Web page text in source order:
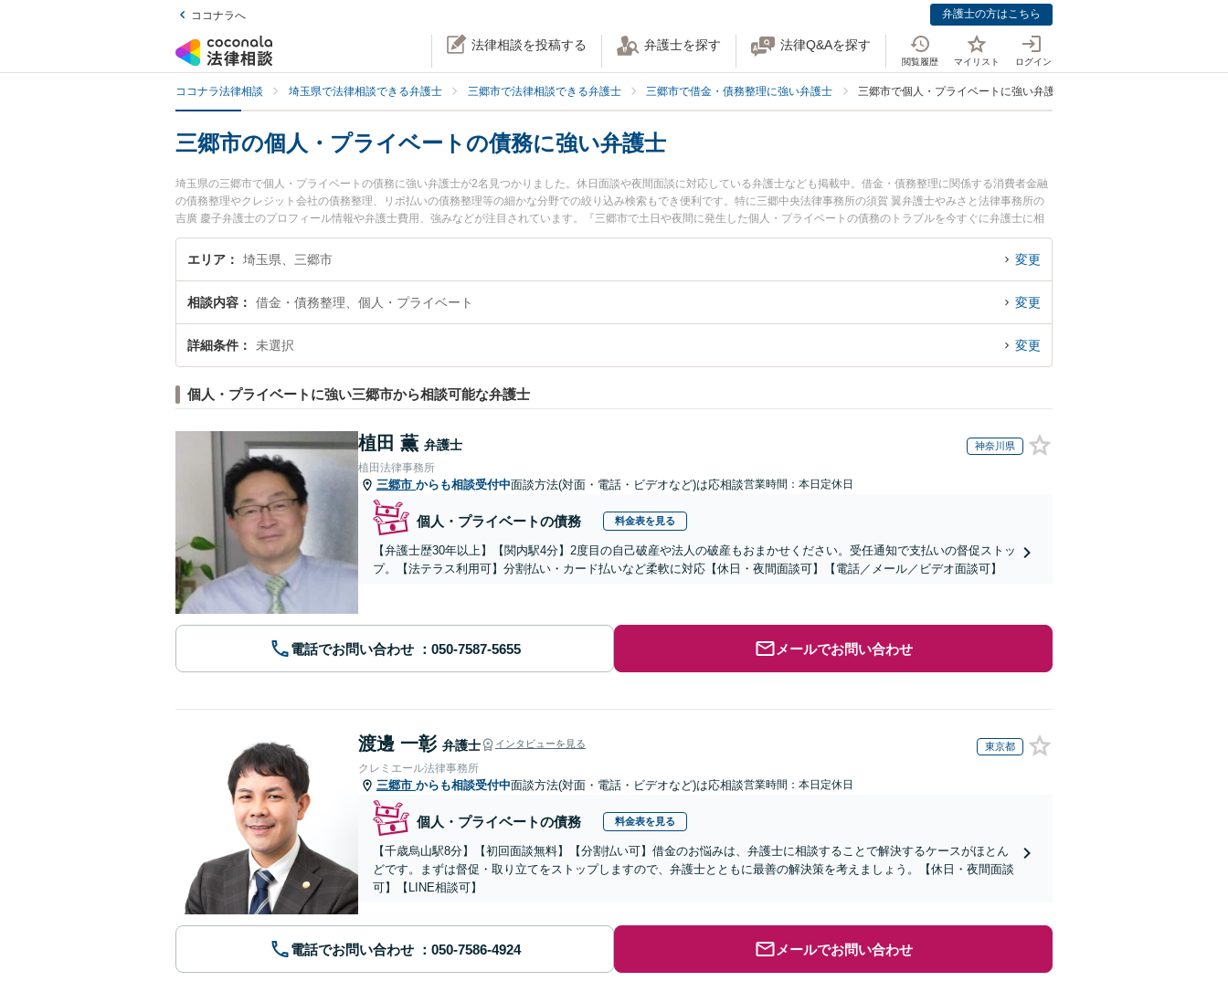
ココナラへ 弁護士の方はこちら
法律相談を投稿する 弁護士を探す 法律Q&Aを探す
閲覧履歴 マイリスト ログイン
ココナラ法律相談 埼玉県で法律相談できる弁護士 三郷市で法律相談できる弁護士 三郷市で借金・債務整理に強い弁護士 三郷市で個人・プライベートに強い弁護士
三郷市の個人・プライベートの債務に強い弁護士
埼玉県の三郷市で個人・プライベートの債務に強い弁護士が2名見つかりました。休日面談や夜間面談に対応している弁護士なども掲載中。借金・債務整理に関係する消費者金融
の債務整理やクレジット会社の債務整理、リボ払いの債務整理等の細かな分野での絞り込み検索もでき便利です。特に三郷中央法律事務所の須賀 翼弁護士やみさと法律事務所の
吉廣 慶子弁護士のプロフィール情報や弁護士費用、強みなどが注目されています。『三郷市で土日や夜間に発生した個人・プライベートの債務のトラブルを今すぐに弁護士に相
談したい』『個人・プライベートの債務のトラブル解決の実績豊富な近くの弁護士を検索したい』『初回相談無料で個人・プライベートの債務を法律相談できる三郷市内の弁護士
に相談予約したい』などでお困りの相談者さんにおすすめです。
エリア 埼玉県、三郷市 変更
相談内容 借金・債務整理、個人・プライベート 変更
詳細条件 未選択 変更
個人・プライベートに強い三郷市から相談可能な弁護士
植田 薫 弁護士 神奈川県
植田法律事務所
三郷市 からも相談受付中面談方法(対面・電話・ビデオなど)は応相談営業時間：本日定休日
個人・プライベートの債務 料金表を見る
【弁護士歴30年以上】【関内駅4分】2度目の自己破産や法人の破産もおまかせください。受任通知で支払いの督促ストッ
プ。【法テラス利用可】分割払い・カード払いなど柔軟に対応【休日・夜間面談可】【電話／メール／ビデオ面談可】
電話でお問い合わせ メールでお問い合わせ
渡邊 一彰 弁護士 インタビューを見る 東京都
クレミエール法律事務所
三郷市 からも相談受付中面談方法(対面・電話・ビデオなど)は応相談営業時間：本日定休日
個人・プライベートの債務 料金表を見る
【千歳烏山駅8分】【初回面談無料】【分割払い可】借金のお悩みは、弁護士に相談することで解決するケースがほとん
どです。まずは督促・取り立てをストップしますので、弁護士とともに最善の解決策を考えましょう。【休日・夜間面談
可】【LINE相談可】
電話でお問い合わせ メールでお問い合わせ